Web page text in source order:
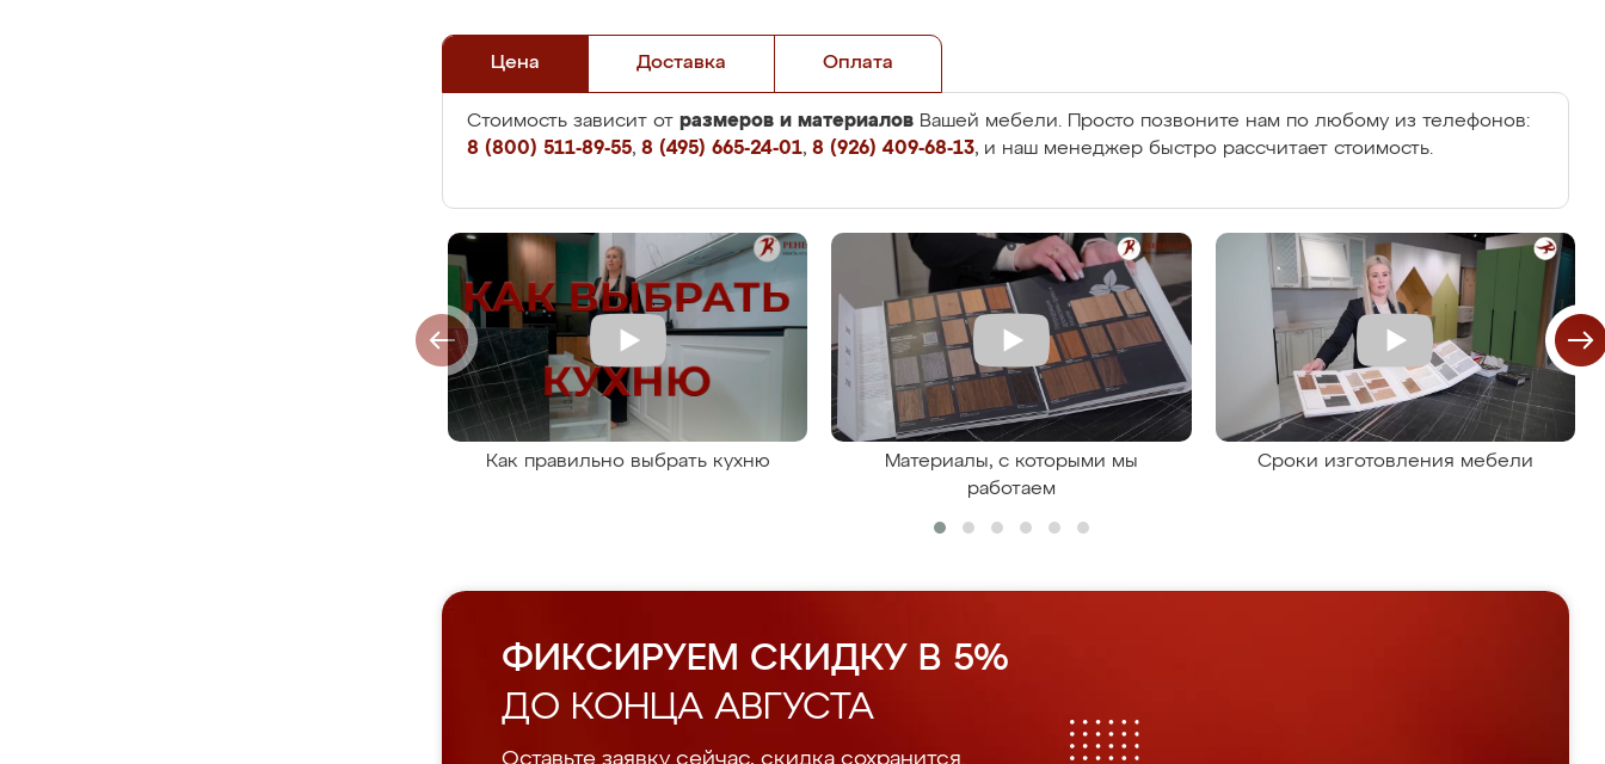
Цена Доставка Оплата
Стоимость зависит от размеров и материалов Вашей мебели. Просто позвоните нам по любому из телефонов:
8 (800) 511-89-55, 8 (495) 665-24-01, 8 (926) 409-68-13, и наш менеджер быстро рассчитает стоимость.
Как правильно выбрать кухню
Материалы, с которыми мы
работаем
Сроки изготовления мебели
ФИКСИРУЕМ СКИДКУ В 5%
ДО КОНЦА АВГУСТА
Оставьте заявку сейчас, скидка сохранится.